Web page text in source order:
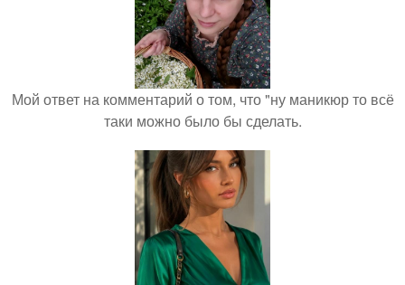
Мой ответ на комментарий о том, что "ну маникюр то всё
таки можно было бы сделать.